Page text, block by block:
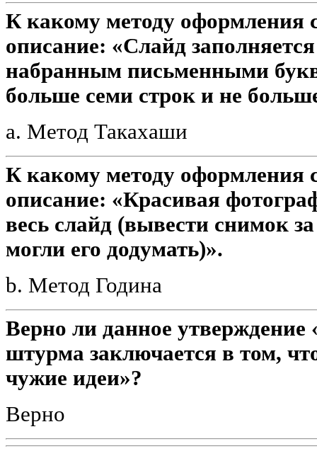
К какому методу оформления
описание: «Слайд
набранным письменными
больше семи строк и не
a. Метод Такахаши
К какому методу оформления
описание: «Красивая
весь слайд (вывести снимок
могли его додумать)».
b. Метод Година
Верно ли данное утверждение
штурма заключается в том,
чужие идеи»?
Верно